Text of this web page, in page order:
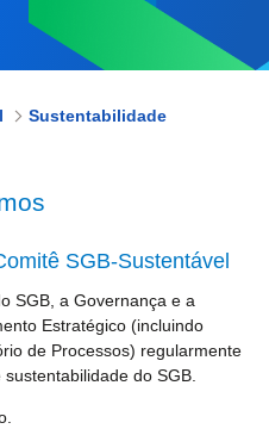
Sustentabilidade
SGB-Sustentável
SGB, a Governança e a
Estratégico (incluindo
de Processos) regularmente
do SGB.